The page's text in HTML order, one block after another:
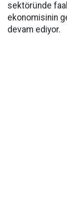
sektöründe
ekonomisinin
devam ediyor.